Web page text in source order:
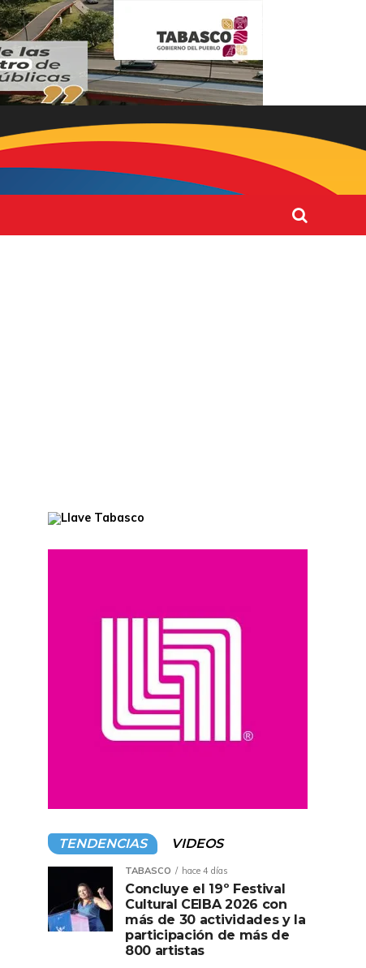
TENDENCIAS VIDEOS
TABASCO hace 4 días
Concluye el 19º Festival
Cultural CEIBA 2026 con
más de 30 actividades y la
participación de más de
800 artistas